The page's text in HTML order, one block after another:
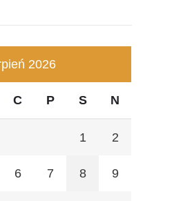
2026
C P S N
1 2
6 7 8 9